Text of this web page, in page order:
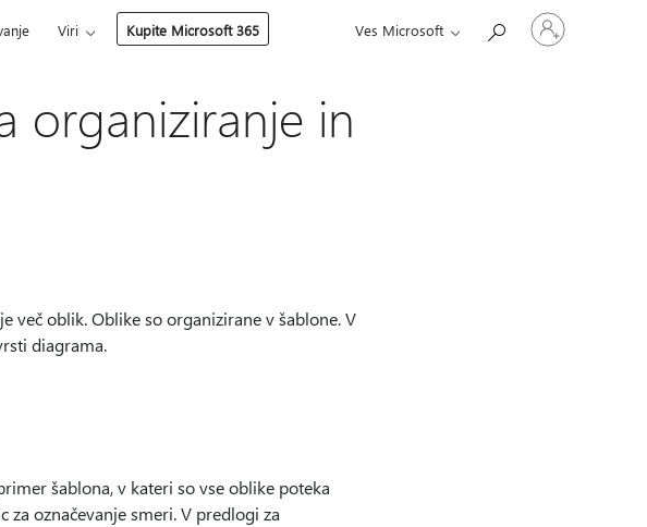
Viri Kupite Microsoft 365 Ves Microsoft
Vpišite
se
organiziranje in
več oblik. Oblike so organizirane v šablone. V
diagrama.
šablona, v kateri so vse oblike poteka
označevanje smeri. V predlogi za